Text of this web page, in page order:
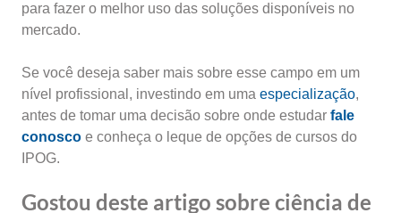
para fazer o melhor uso das soluções disponíveis no
mercado.
Se você deseja saber mais sobre esse campo em um
nível profissional, investindo em uma especialização,
antes de tomar uma decisão sobre onde estudar fale
conosco e conheça o leque de opções de cursos do
IPOG.
Gostou deste artigo sobre ciência de